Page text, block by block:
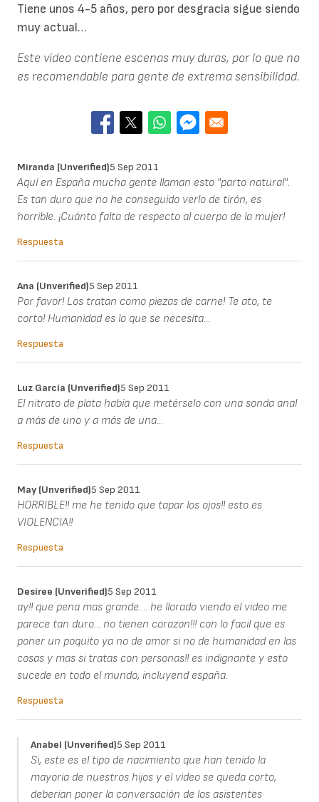
Tiene unos 4-5 años, pero por desgracia sigue siendo
muy actual…
Este vídeo contiene escenas muy duras, por lo que no
es recomendable para gente de extrema sensibilidad.
Miranda (unverified)5 Sep 2011
Aquí en España mucha gente llaman esto "parto natural".
Es tan duro que no he conseguido verlo de tirón, es
horrible. ¡Cuánto falta de respecto al cuerpo de la mujer!
Respuesta
Ana (unverified)5 Sep 2011
Por favor! Los tratan como piezas de carne! Te ato, te
corto! Humanidad es lo que se necesita...
Respuesta
Luz García (unverified)5 Sep 2011
El nitrato de plata había que metérselo con una sonda anal
a más de uno y a más de una...
Respuesta
May (unverified)5 Sep 2011
HORRIBLE!! me he tenido que tapar los ojos!! esto es
VIOLENCIA!!
Respuesta
Desiree (unverified)5 Sep 2011
ay!! que pena mas grande.... he llorado viendo el video me
parece tan duro... no tienen corazon!!! con lo facil que es
poner un poquito ya no de amor si no de humanidad en las
cosas y mas si tratas con personas!! es indignante y esto
sucede en todo el mundo, incluyend españa.
Respuesta
Anabel (unverified)5 Sep 2011
Si, este es el tipo de nacimiento que han tenido la
mayoria de nuestros hijos y el video se queda corto,
deberian poner la conversación de los asistentes